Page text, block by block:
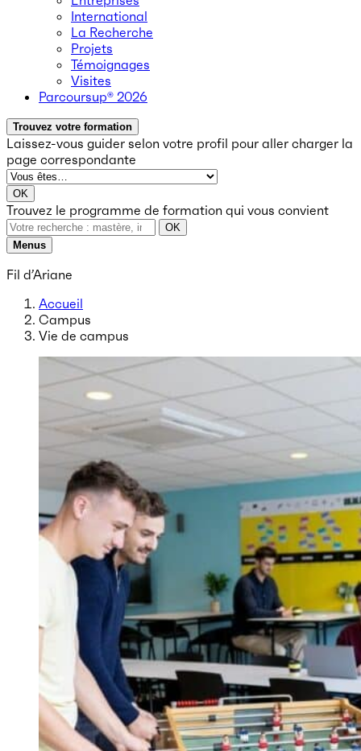
International
La Recherche
Projets
Témoignages
Visites
Parcoursup® 2026
Trouvez votre formation
Laissez-vous guider selon votre profil pour aller charger la
page correspondante
OK
Trouvez le programme de formation qui vous convient
OK
Menus
Fil d’Ariane
Accueil
Campus
Vie de campus